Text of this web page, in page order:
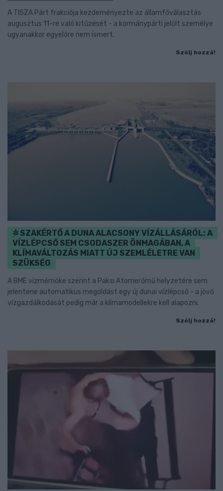
A TISZA Párt frakciója kezdeményezte az államfőválasztás
augusztus 11-re való kitűzését - a kormánypárti jelölt személye
ugyanakkor egyelőre nem ismert.
Szólj hozzá!
SZAKÉRTŐ A DUNA ALACSONY VÍZÁLLÁSÁRÓL: A
VÍZLÉPCSŐ SEM CSODASZER ÖNMAGÁBAN, A
KLÍMAVÁLTOZÁS MIATT ÚJ SZEMLÉLETRE VAN
SZÜKSÉG
A BME vízmérnöke szerint a Paksi Atomerőmű helyzetére sem
jelentene automatikus megoldást egy új dunai vízlépcső - a jövő
vízgazdálkodását pedig már a klímamodellekre kell alapozni.
Szólj hozzá!